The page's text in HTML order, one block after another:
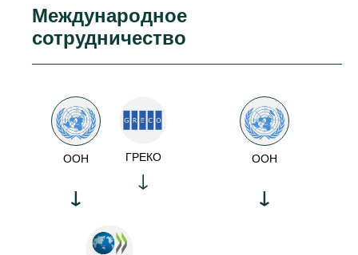
Международное
сотрудничество
ООН ГРЕКО ООН